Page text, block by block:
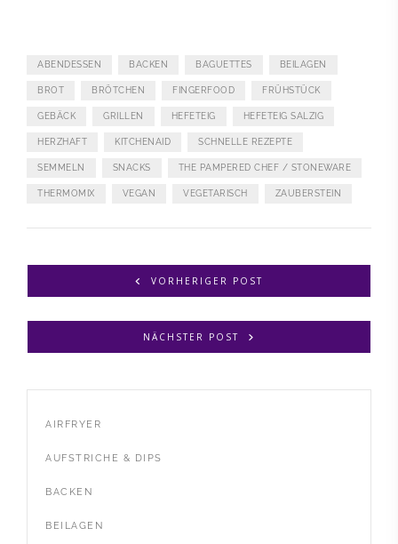
ABENDESSEN BACKEN BAGUETTES BEILAGEN
BROT BRÖTCHEN FINGERFOOD FRÜHSTÜCK
GEBÄCK GRILLEN HEFETEIG HEFETEIG SALZIG
HERZHAFT KITCHENAID SCHNELLE REZEPTE
SEMMELN SNACKS THE PAMPERED CHEF / STONEWARE
THERMOMIX VEGAN VEGETARISCH ZAUBERSTEIN
VORHERIGER POST
NÄCHSTER POST
AIRFRYER
AUFSTRICHE & DIPS
BACKEN
BEILAGEN